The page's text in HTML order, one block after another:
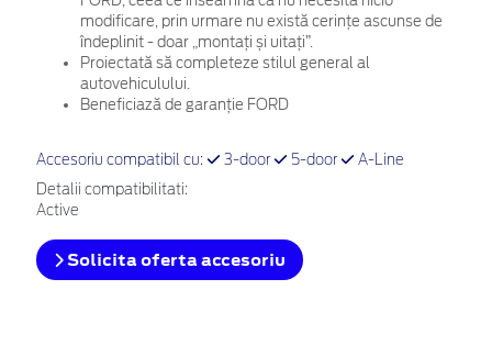
modificare, prin urmare nu există cerințe ascunse de
îndeplinit - doar „montați și uitați”.
Proiectată să completeze stilul general al
autovehiculului.
Beneficiază de garanție FORD
Accesoriu compatibil cu: 3-door 5-door A-Line
Detalii compatibilitati:
Active
Solicita oferta accesoriu